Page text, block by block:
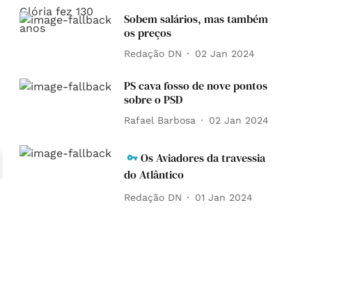
Sobem salários, mas também
os preços
Redação DN 02 Jan 2024
PS cava fosso de nove pontos
sobre o PSD
Rafael Barbosa 02 Jan 2024
Os Aviadores da travessia
do Atlântico
Redação DN 01 Jan 2024